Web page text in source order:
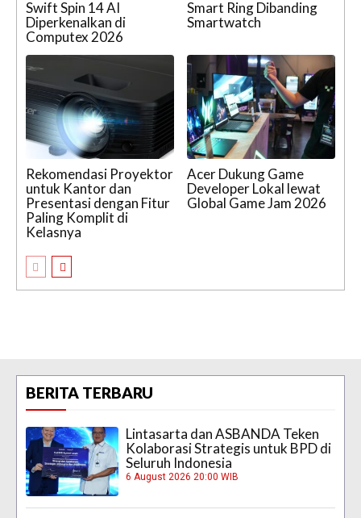
Swift Spin 14 AI
Diperkenalkan di
Computex 2026
Smart Ring Dibanding
Smartwatch
Rekomendasi Proyektor
untuk Kantor dan
Presentasi dengan Fitur
Paling Komplit di
Kelasnya
Acer Dukung Game
Developer Lokal lewat
Global Game Jam 2026
BERITA TERBARU
Lintasarta dan ASBANDA Teken
Kolaborasi Strategis untuk BPD di
Seluruh Indonesia
6 August 2026 20:00 WIB